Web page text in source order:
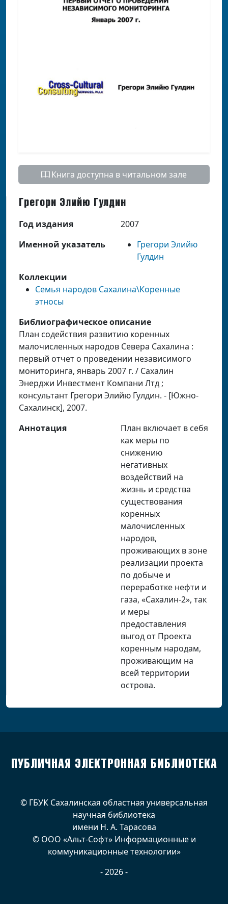
Книга доступна в читальном зале
Грегори Элийю Гулдин
Год издания
2007
Именной указатель
Грегори Элийю
Гулдин
Коллекции
Семья народов Сахалина\Коренные
этносы
Библиографическое описание
План содействия развитию коренных
малочисленных народов Севера Сахалина :
первый отчет о проведении независимого
мониторинга, январь 2007 г. / Сахалин
Энерджи Инвестмент Компани Лтд ;
консультант Грегори Элийю Гулдин. - [Южно-
Сахалинск], 2007.
Аннотация
План включает в себя
как меры по
снижению
негативных
воздействий на
жизнь и средства
существования
коренных
малочисленных
народов,
проживающих в зоне
реализации проекта
по добыче и
переработке нефти и
газа, «Сахалин-2», так
и меры
предоставления
выгод от Проекта
коренным народам,
проживающим на
всей территории
острова.
ПУБЛИЧНАЯ ЭЛЕКТРОННАЯ БИБЛИОТЕКА
© ГБУК Сахалинская областная универсальная
научная библиотека
имени Н. А. Тарасова
© ООО «Альт-Софт» Информационные и
коммуникационные технологии»
- 2026 -